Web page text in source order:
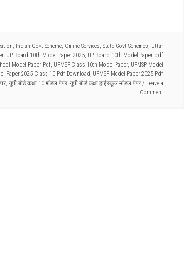
, Indian Govt Scheme, Online Services, State Govt Schemes, Uttar
, UP Board 10th Model Paper 2025, UP Board 10th Model Paper pdf
Model Paper Pdf, UPMSP Class 10th Model Paper, UPMSP Model
Paper 2025 Class 10 Pdf Download, UPMSP Model Paper 2025 Pdf
, यूपी बोर्ड कक्षा 10 मॉडल पेपर, यूपी बोर्ड कक्षा हाईस्कूल मॉडल पेपर
Leave a
Comment